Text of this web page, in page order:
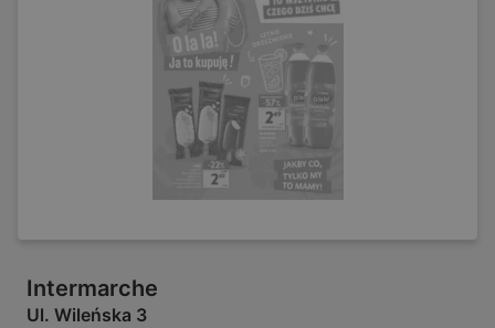
Intermarche
Ul. Wileńska 3